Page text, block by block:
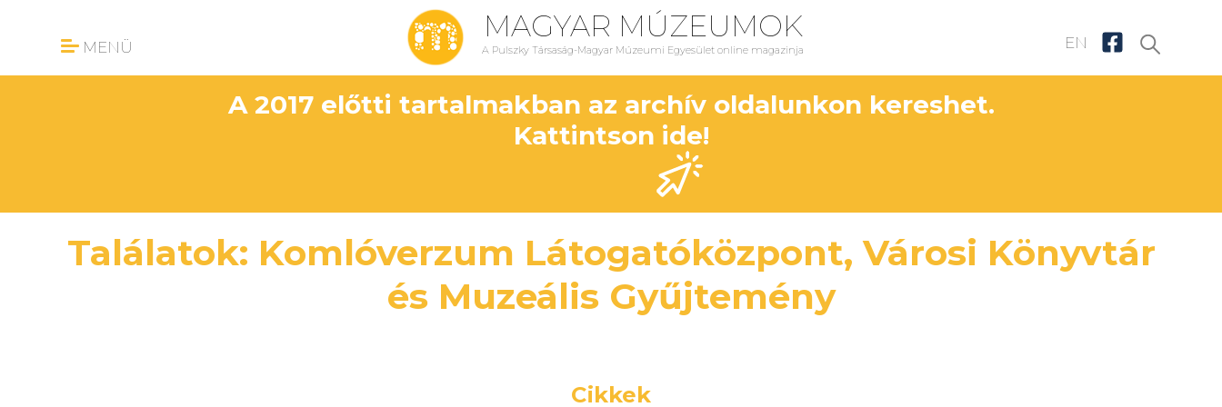
MENÜ
MAGYAR MÚZEUMOK
A Pulszky Társaság-Magyar Múzeumi Egyesület online magazinja EN
A 2017 előtti tartalmakban az archív oldalunkon kereshet.
Kattintson ide!
Találatok: Komlóverzum Látogatóközpont, Városi Könyvtár
és Muzeális Gyűjtemény
Cikkek